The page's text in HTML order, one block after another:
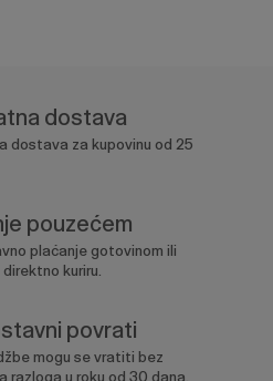
dostava
dostava za kupovinu od 25
pouzećem
plaćanje gotovinom ili
kuriru.
povrati
mogu se vratiti bez
razloga u roku od 30 dana.